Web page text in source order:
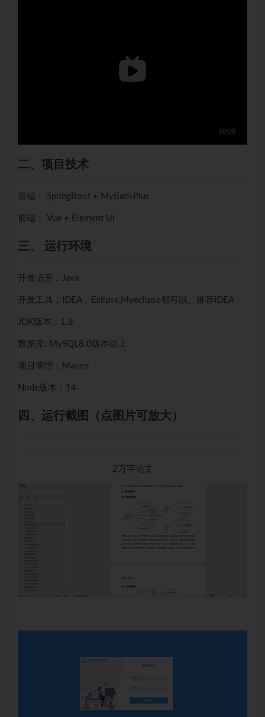
二、项目技术
后端： SpringBoot + MyBatisPlus
前端： Vue + Element UI
三、 运行环境
开发语言：Java
开发工具：IDEA，Eclipse,Myeclipse都可以。推荐IDEA
JDK版本：1.8
数据库: MySQL8.0版本以上
项目管理：Maven
Node版本：14
四、运行截图（点图片可放大）
2万字论文